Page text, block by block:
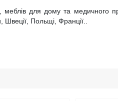
меблів для дому та медичного
Польщі, Франції..